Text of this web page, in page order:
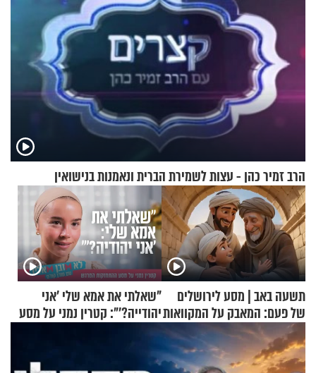
הרב זמיר כהן - עצות לשמירת הברית ונאמנות בנישואין
תשעה באב | מסע לירושלים
של פעם: המאבק על המקוואות
"שאלתי את אמא שלי 'אני
יהודייה?'": קטרין נמני על מסע
ההתחזקות המרגש